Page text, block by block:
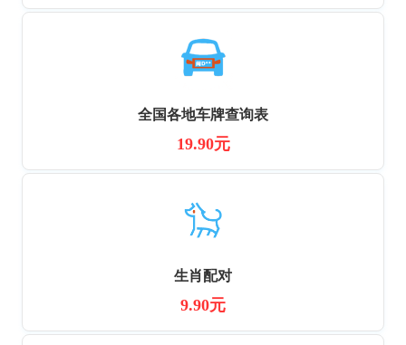
全国各地车牌查询表
19.90元
生肖配对
9.90元